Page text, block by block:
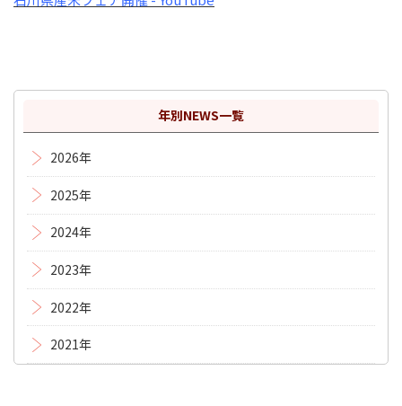
年別NEWS一覧
2026年
2025年
2024年
2023年
2022年
2021年